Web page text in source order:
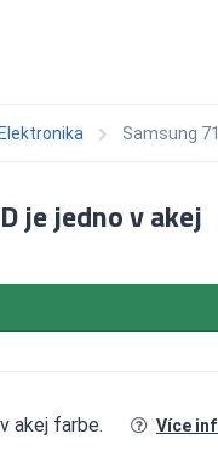
Elektronika Samsung
je jedno v akej
akej farbe. Více